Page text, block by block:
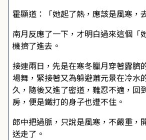
霍顯道：「她起了熱，應該是風寒，
南月反應了一下，才明白過來這個「
機擠了進去。
接連兩日，先是在寒冬臘月穿著露臍
場舞，緊接著又為躲避蕭元景在冷水
久，隨後又進了密道，難忍不適，回
房，便是鐵打的身子也遭不住。
郎中把過脈，只說是風寒，不嚴重，
送走了。